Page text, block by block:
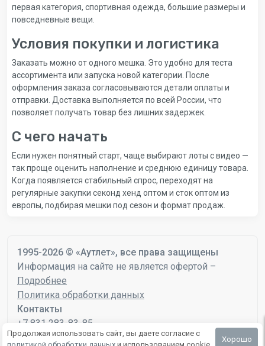
первая категория, спортивная одежда, большие размеры и
повседневные вещи.
Условия покупки и логистика
Заказать можно от одного мешка. Это удобно для теста
ассортимента или запуска новой категории. После
оформления заказа согласовываются детали оплаты и
отправки. Доставка выполняется по всей России, что
позволяет получать товар без лишних задержек.
С чего начать
Если нужен понятный старт, чаще выбирают лоты с видео —
так проще оценить наполнение и среднюю единицу товара.
Когда появляется стабильный спрос, переходят на
регулярные закупки секонд хенд оптом и сток оптом из
европы, подбирая мешки под сезон и формат продаж.
1995-2026 © «Аутлет», все права защищены
Информация на сайте не является офертой –
Подробнее
Политика обработки данных
Контакты
+7 831 283-83-85
mail@autlet.ru
Продолжая использовать сайт, вы даете согласие с
Хорошо